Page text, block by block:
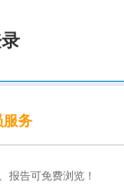
服务
报告可免费浏览！